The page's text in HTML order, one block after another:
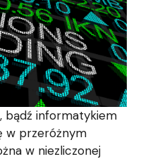
bądź informatykiem
w przeróżnym
w niezliczonej